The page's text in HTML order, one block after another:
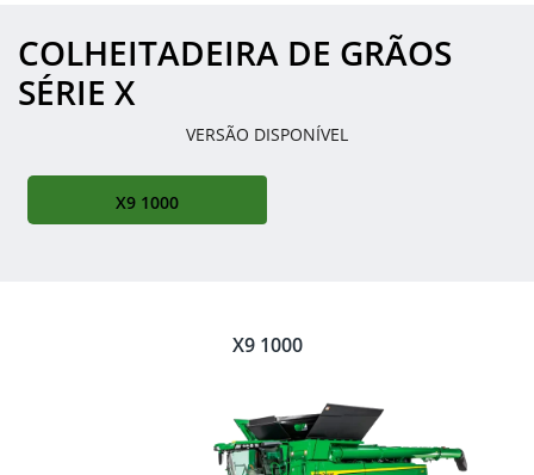
COLHEITADEIRA DE GRÃOS
SÉRIE X
VERSÃO DISPONÍVEL
X9 1000
X9 1000